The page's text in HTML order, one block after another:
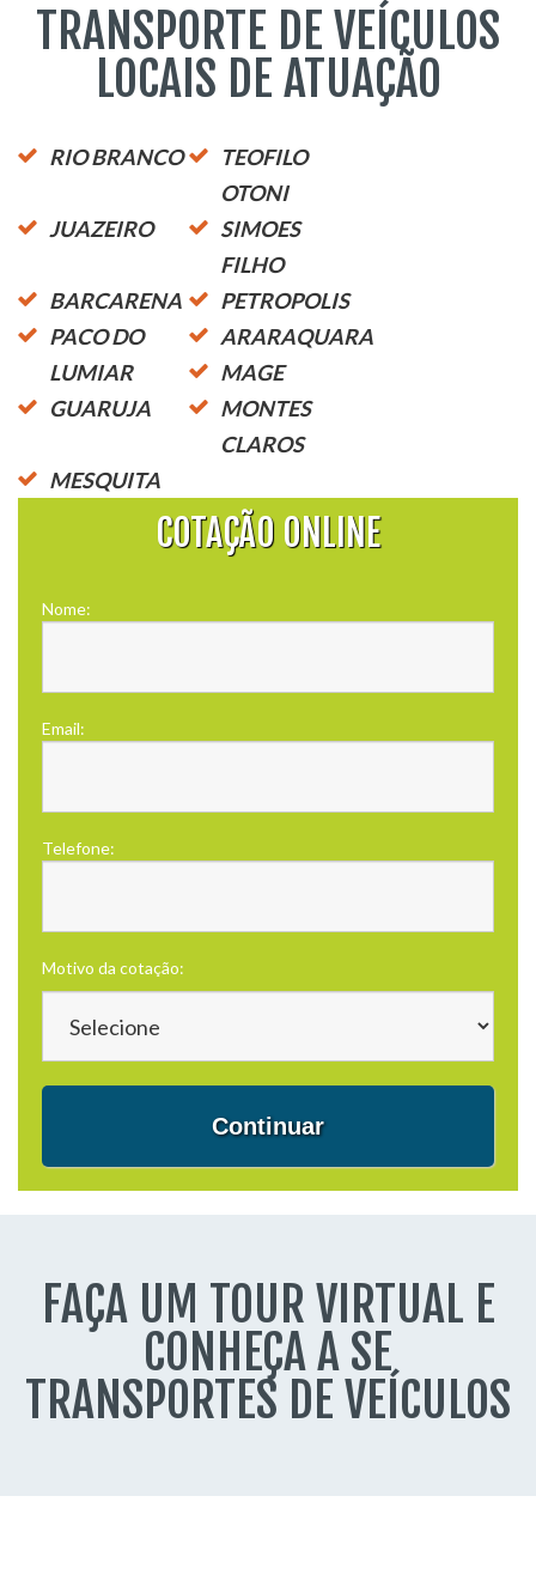
TRANSPORTE DE VEÍCULOS
LOCAIS DE ATUAÇÃO
RIO BRANCO
TEOFILO
OTONI
JUAZEIRO
SIMOES
FILHO
BARCARENA
PETROPOLIS
PACO DO
LUMIAR
ARARAQUARA
MAGE
GUARUJA
MONTES
CLAROS
MESQUITA
COTAÇÃO ONLINE
Nome:
Email:
Telefone:
Motivo da cotação:
Continuar
FAÇA UM TOUR VIRTUAL E
CONHEÇA A SE
TRANSPORTES DE VEÍCULOS